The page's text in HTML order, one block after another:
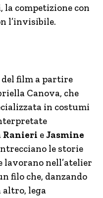
la competizione con
l’invisibile.
film a partire
Canova, che
in costumi
Ranieri eJasmine
le storie
lavorano nell’atelier
filo che, danzando
altro, lega